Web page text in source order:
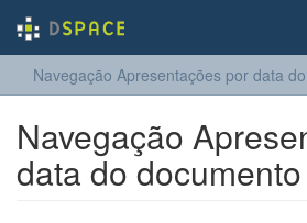
Navegação Apresentações por data
Navegação
data do documento